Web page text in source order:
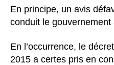
En principe, un avis
conduit le gouvernement
En l’occurrence, le
2015 a certes pris en